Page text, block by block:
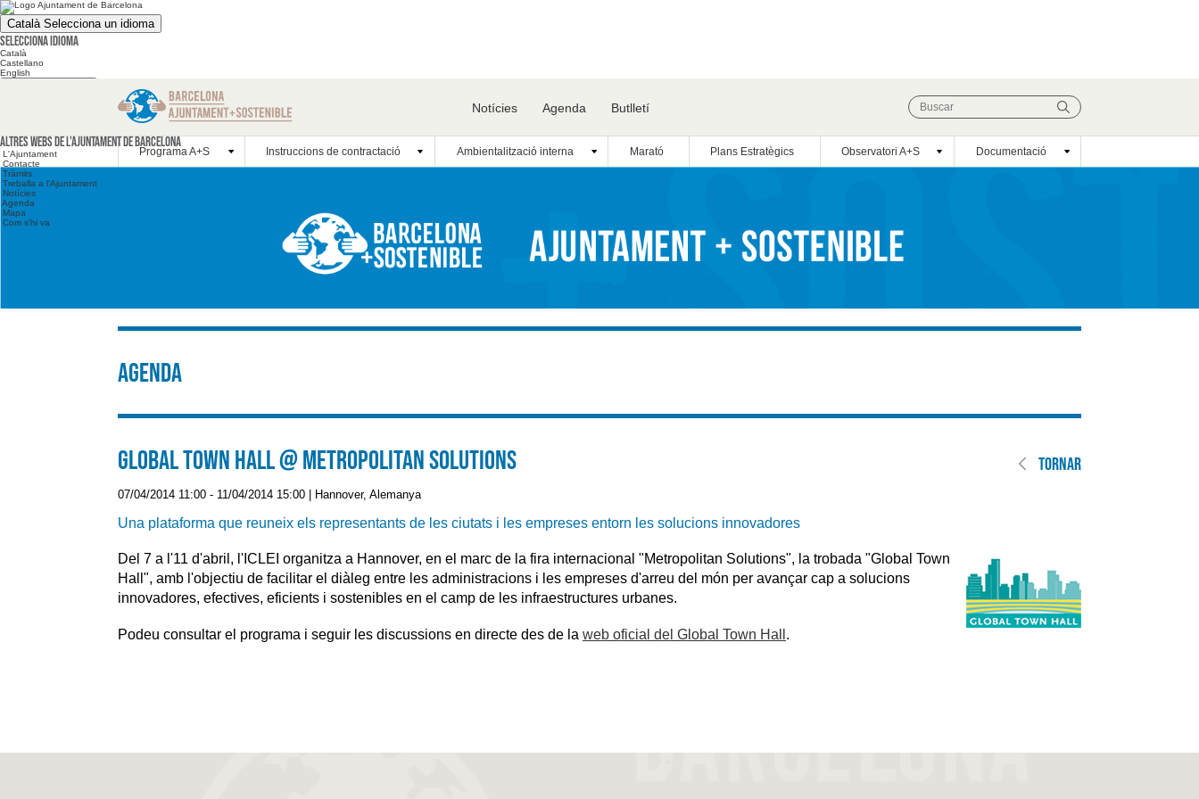
Català Selecciona un idioma
Selecciona idioma
Català
Castellano
English
Altres webs de l'Ajuntament de Barcelona
L'Ajuntament
Contacte
Tràmits
Treballa a l'Ajuntament
Notícies
Agenda
Mapa
Com s'hi va
Notícies Agenda Butlletí
Programa A+S Instruccions de contractació Ambientalització interna Marató Plans Estratègics Observatori A+S Documentació
Agenda
TORNAR
Global Town Hall @ Metropolitan Solutions
07/04/2014 11:00 - 11/04/2014 15:00 Hannover, Alemanya
Una plataforma que reuneix els representants de les ciutats i les empreses entorn les solucions innovadores
Del 7 a l'11 d'abril, l'ICLEI organitza a Hannover, en el marc de la fira internacional "Metropolitan Solutions", la trobada "Global Town
Hall", amb l'objectiu de facilitar el diàleg entre les administracions i les empreses d'arreu del món per avançar cap a solucions
innovadores, efectives, eficients i sostenibles en el camp de les infraestructures urbanes.
Podeu consultar el programa i seguir les discussions en directe des de la web oficial del Global Town Hall .